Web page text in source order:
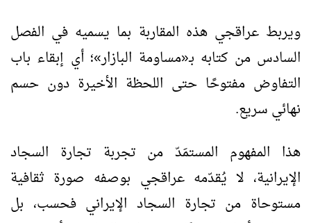
ويربط عراقجي هذه المقاربة بما يسميه في الفصل
السادس من كتابه بـ«مساومة البازار»؛ أي إبقاء باب
التفاوض مفتوحًا حتى اللحظة الأخيرة دون حسم
نهائي سريع.
هذا المفهوم المستمَدّ من تجربة تجارة السجاد
الإيرانية، لا يُقدّمه عراقجي بوصفه صورة ثقافية
مستوحاة من تجارة السجاد الإيراني فحسب، بل